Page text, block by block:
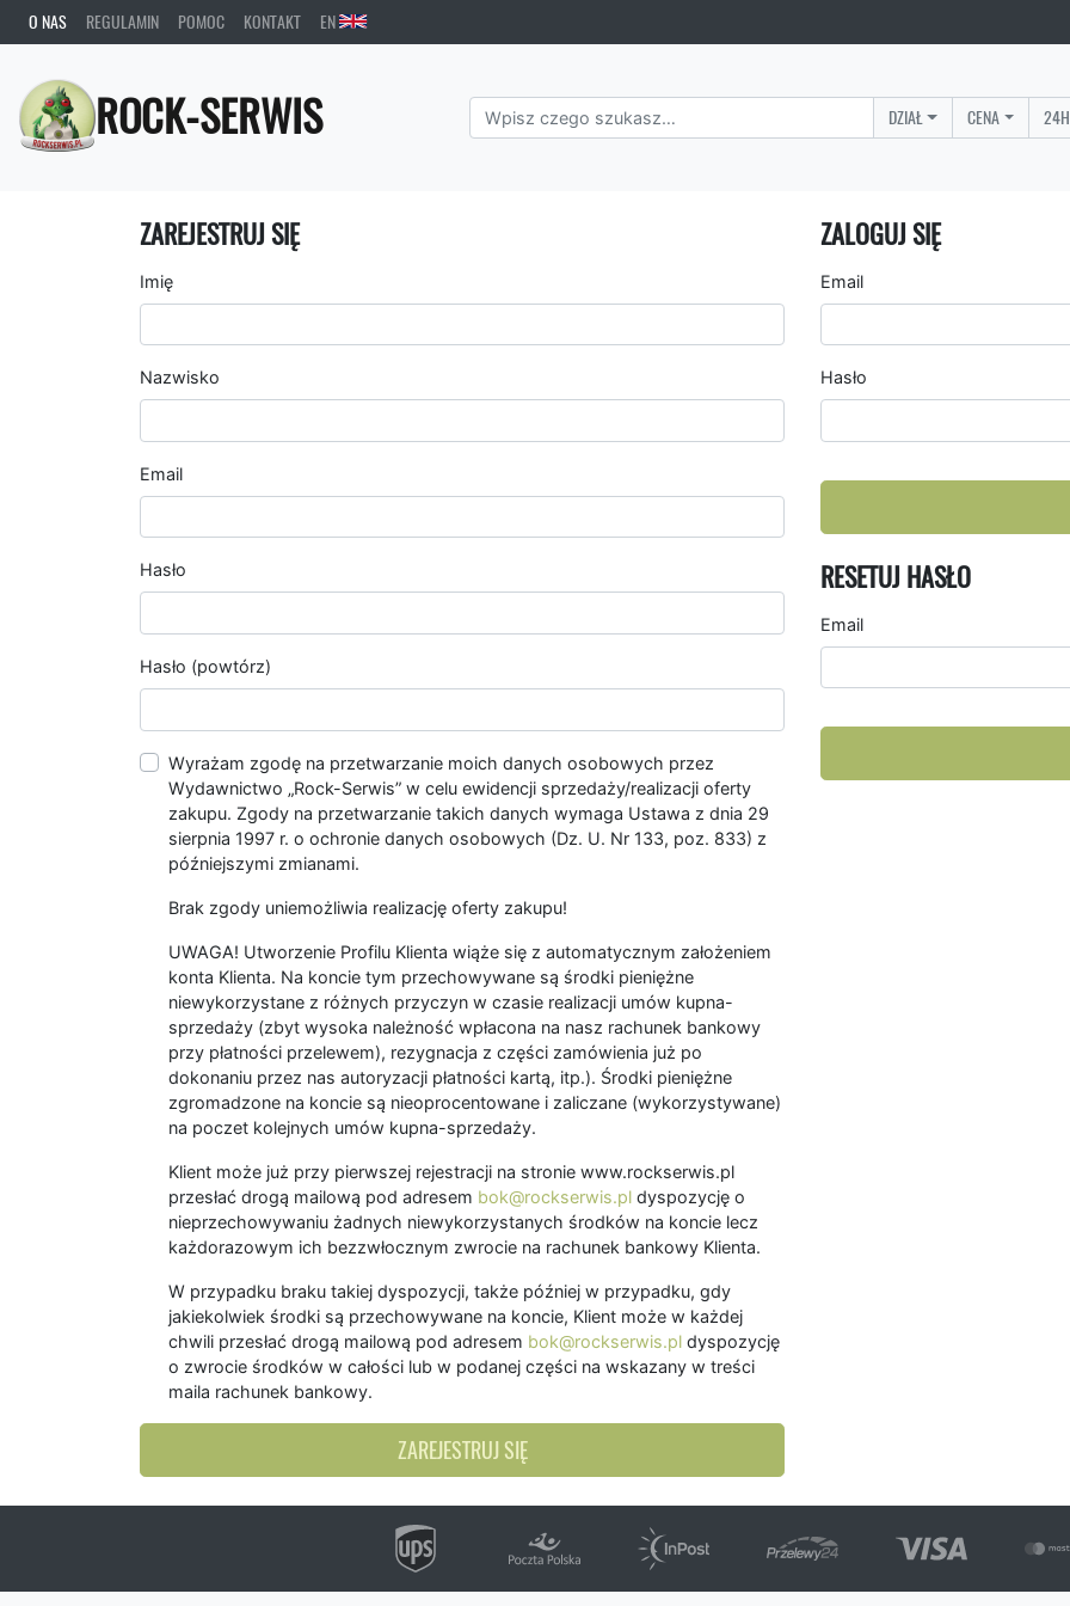
O NAS REGULAMIN POMOC KONTAKT EN
ROCK-SERWIS DZIAŁ CENA
ZAREJESTRUJ SIĘ
Imię
Nazwisko
Email
Hasło
Hasło (powtórz)
Wyrażam zgodę na przetwarzanie moich danych osobowych przez
Wydawnictwo „Rock-Serwis” w celu ewidencji sprzedaży/realizacji oferty
zakupu. Zgody na przetwarzanie takich danych wymaga Ustawa z dnia 29
sierpnia 1997 r. o ochronie danych osobowych (Dz. U. Nr 133, poz. 833) z
późniejszymi zmianami.
Brak zgody uniemożliwia realizację oferty zakupu!
UWAGA! Utworzenie Profilu Klienta wiąże się z automatycznym założeniem
konta Klienta. Na koncie tym przechowywane są środki pieniężne
niewykorzystane z różnych przyczyn w czasie realizacji umów kupna-
sprzedaży (zbyt wysoka należność wpłacona na nasz rachunek bankowy
przy płatności przelewem), rezygnacja z części zamówienia już po
dokonaniu przez nas autoryzacji płatności kartą, itp.). Środki pieniężne
zgromadzone na koncie są nieoprocentowane i zaliczane (wykorzystywane)
na poczet kolejnych umów kupna-sprzedaży.
Klient może już przy pierwszej rejestracji na stronie www.rockserwis.pl
przesłać drogą mailową pod adresem bok@rockserwis.pl dyspozycję o
nieprzechowywaniu żadnych niewykorzystanych środków na koncie lecz
każdorazowym ich bezzwłocznym zwrocie na rachunek bankowy Klienta.
W przypadku braku takiej dyspozycji, także później w przypadku, gdy
jakiekolwiek środki są przechowywane na koncie, Klient może w każdej
chwili przesłać drogą mailową pod adresem bok@rockserwis.pl dyspozycję
o zwrocie środków w całości lub w podanej części na wskazany w treści
maila rachunek bankowy.
ZAREJESTRUJ SIĘ
ZALOGUJ SIĘ
Email
Hasło
RESETUJ HASŁO
Email